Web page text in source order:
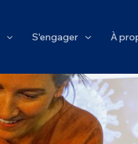
S'engager À